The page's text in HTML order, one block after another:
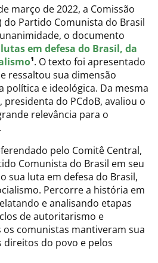
março de 2022, a Comissão
do Partido Comunista do Brasil
o documento
em defesa do Brasil, da
¹. O texto foi apresentado
ressaltou sua dimensão
política e ideológica. Da mesma
presidenta do PCdoB, avaliou o
relevância para o
pelo Comitê Central,
Comunista do Brasil em seu
sua luta em defesa do Brasil,
Percorre a história em
e analisando etapas
de autoritarismo e
comunistas mantiveram sua
do povo e pelos